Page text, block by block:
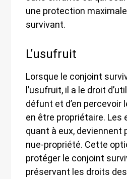
une protection
survivant.
L’usufruit
Lorsque le conjoint
l’usufruit, il a le droit
défunt et d’en percevoir
en être propriétaire. Les
quant à eux, deviennent
nue-propriété. Cette
protéger le conjoint
préservant les droits